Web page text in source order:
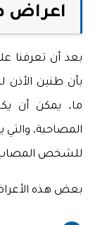
اعراض
بعد أن تعرفنا
بأن طنين
ما. يمكن أن
المصاحبة، والتي
للشخص
بعض هذه